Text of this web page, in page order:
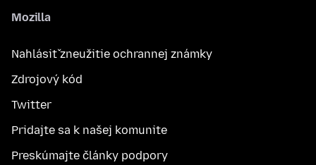
Mozilla
Nahlásiť zneužitie ochrannej známky
Zdrojový kód
Twitter
Pridajte sa k našej komunite
Preskúmajte články podpory